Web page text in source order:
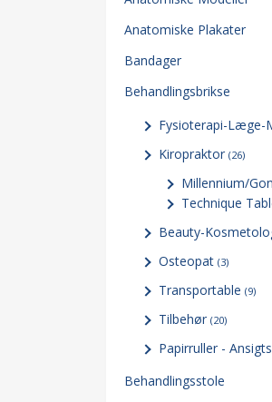
Anatomiske Plakater
Bandager
Behandlingsbrikse
Fysioterapi-Læge-
Kiropraktor (26)
Millennium/
Technique
Beauty-
Osteopat (3)
Transportable (9)
Tilbehør (20)
Papirruller -
Behandlingsstole